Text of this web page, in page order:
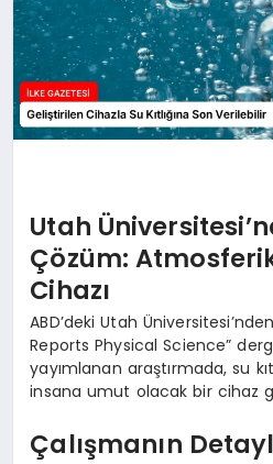
EĞITIM
Utah
Çözüm:
Cihazı
ABD’deki Utah
Reports Physical Science”
yayımlanan araştırmada, su
insana umut olacak bir cihaz
Çalışmanın